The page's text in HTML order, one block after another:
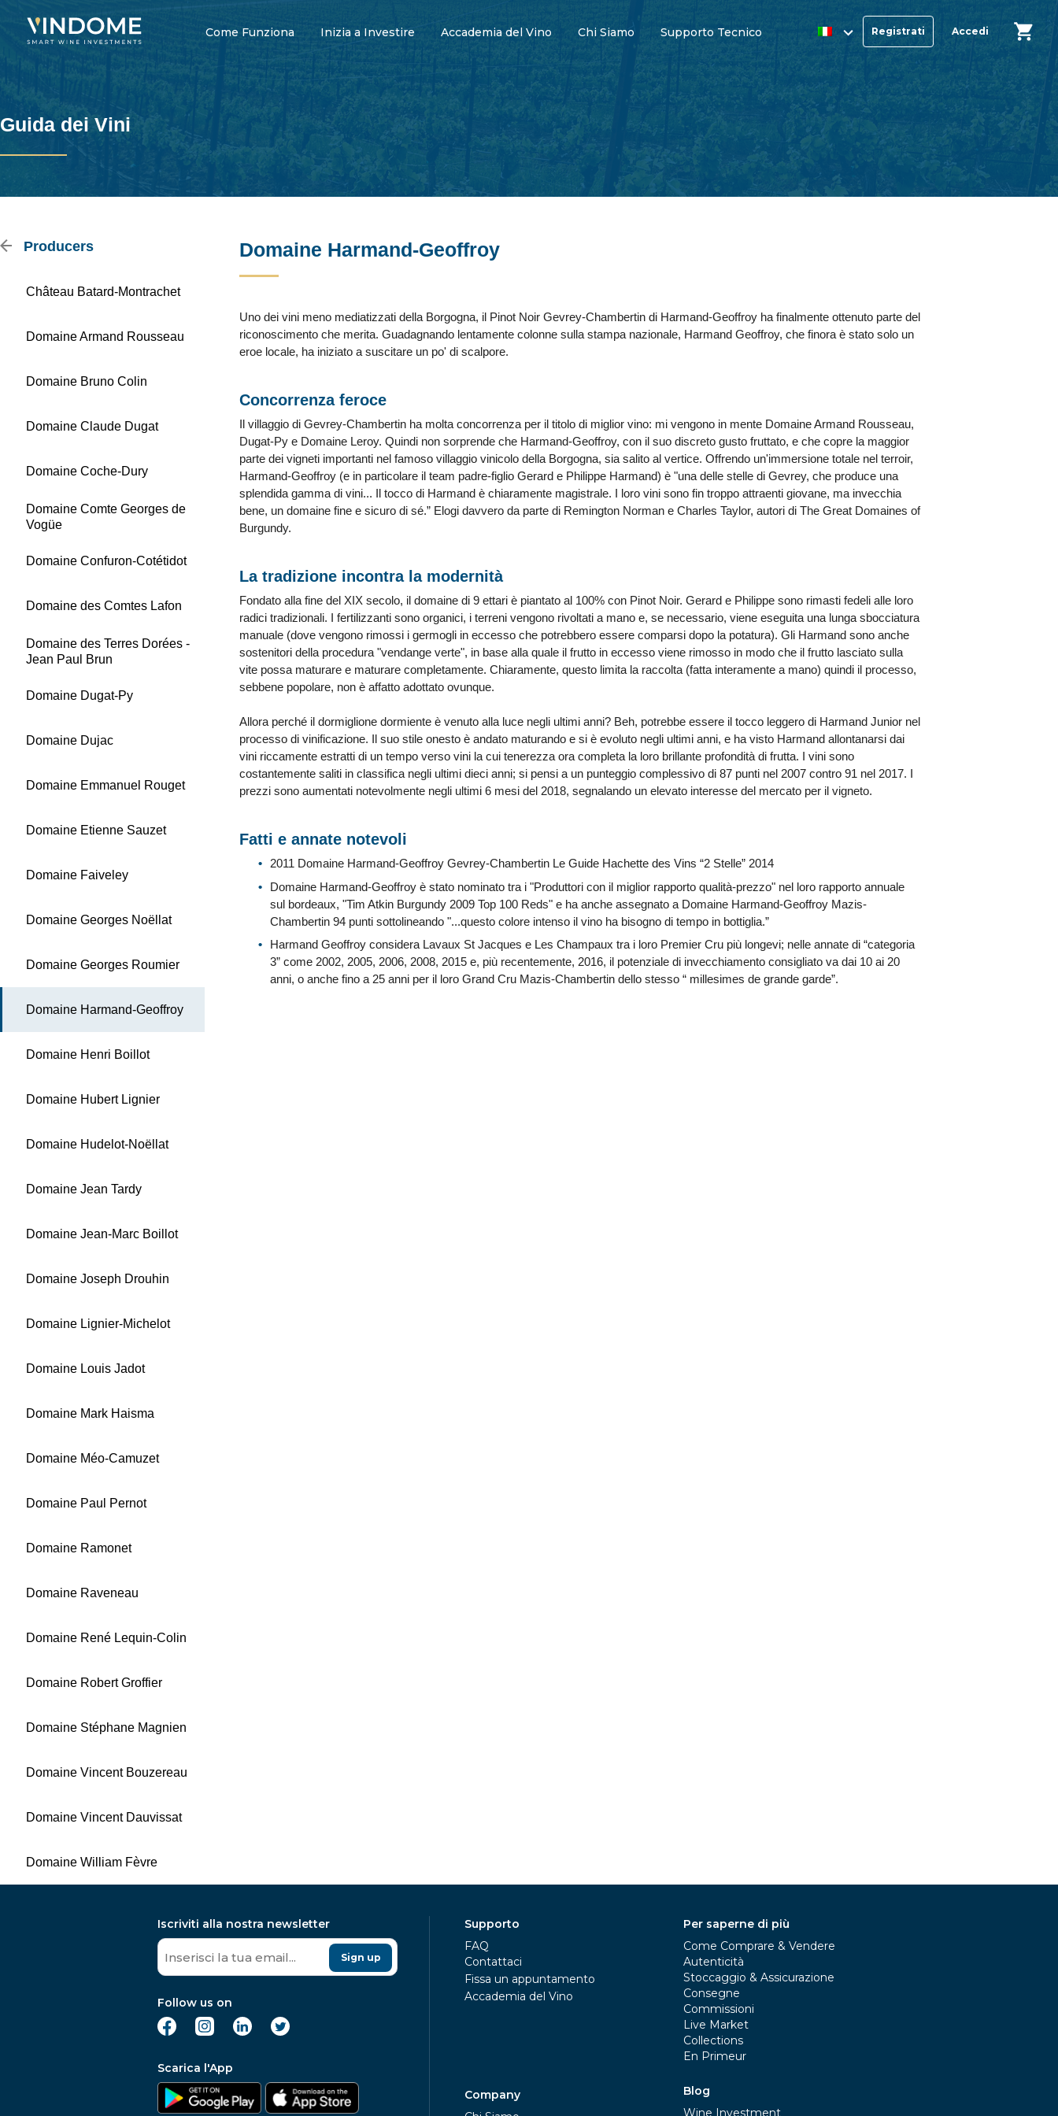
Come Funziona Inizia a Investire Accademia del Vino Chi Siamo Supporto Tecnico Registrati Accedi
Guida dei Vini
Producers
Château Batard-Montrachet
Domaine Armand Rousseau
Domaine Bruno Colin
Domaine Claude Dugat
Domaine Coche-Dury
Domaine Comte Georges de
Vogüe
Domaine Confuron-Cotétidot
Domaine des Comtes Lafon
Domaine des Terres Dorées -
Jean Paul Brun
Domaine Dugat-Py
Domaine Dujac
Domaine Emmanuel Rouget
Domaine Etienne Sauzet
Domaine Faiveley
Domaine Georges Noëllat
Domaine Georges Roumier
Domaine Harmand-Geoffroy
Domaine Henri Boillot
Domaine Hubert Lignier
Domaine Hudelot-Noëllat
Domaine Jean Tardy
Domaine Jean-Marc Boillot
Domaine Joseph Drouhin
Domaine Lignier-Michelot
Domaine Louis Jadot
Domaine Mark Haisma
Domaine Méo-Camuzet
Domaine Paul Pernot
Domaine Ramonet
Domaine Raveneau
Domaine René Lequin-Colin
Domaine Robert Groffier
Domaine Stéphane Magnien
Domaine Vincent Bouzereau
Domaine Vincent Dauvissat
Domaine William Fèvre
Domaine Harmand-Geoffroy
Uno dei vini meno mediatizzati della Borgogna, il Pinot Noir Gevrey-Chambertin di Harmand-Geoffroy ha finalmente ottenuto parte del
riconoscimento che merita. Guadagnando lentamente colonne sulla stampa nazionale, Harmand Geoffroy, che finora è stato solo un
eroe locale, ha iniziato a suscitare un po' di scalpore.
Concorrenza feroce
Il villaggio di Gevrey-Chambertin ha molta concorrenza per il titolo di miglior vino: mi vengono in mente Domaine Armand Rousseau,
Dugat-Py e Domaine Leroy. Quindi non sorprende che Harmand-Geoffroy, con il suo discreto gusto fruttato, e che copre la maggior
parte dei vigneti importanti nel famoso villaggio vinicolo della Borgogna, sia salito al vertice. Offrendo un'immersione totale nel terroir,
Harmand-Geoffroy (e in particolare il team padre-figlio Gerard e Philippe Harmand) è "una delle stelle di Gevrey, che produce una
splendida gamma di vini... Il tocco di Harmand è chiaramente magistrale. I loro vini sono fin troppo attraenti giovane, ma invecchia
bene, un domaine fine e sicuro di sé.” Elogi davvero da parte di Remington Norman e Charles Taylor, autori di The Great Domaines of
Burgundy.
La tradizione incontra la modernità
Fondato alla fine del XIX secolo, il domaine di 9 ettari è piantato al 100% con Pinot Noir. Gerard e Philippe sono rimasti fedeli alle loro
radici tradizionali. I fertilizzanti sono organici, i terreni vengono rivoltati a mano e, se necessario, viene eseguita una lunga sbocciatura
manuale (dove vengono rimossi i germogli in eccesso che potrebbero essere comparsi dopo la potatura). Gli Harmand sono anche
sostenitori della procedura "vendange verte", in base alla quale il frutto in eccesso viene rimosso in modo che il frutto lasciato sulla
vite possa maturare e maturare completamente. Chiaramente, questo limita la raccolta (fatta interamente a mano) quindi il processo,
sebbene popolare, non è affatto adottato ovunque.
Allora perché il dormiglione dormiente è venuto alla luce negli ultimi anni? Beh, potrebbe essere il tocco leggero di Harmand Junior nel
processo di vinificazione. Il suo stile onesto è andato maturando e si è evoluto negli ultimi anni, e ha visto Harmand allontanarsi dai
vini riccamente estratti di un tempo verso vini la cui tenerezza ora completa la loro brillante profondità di frutta. I vini sono
costantemente saliti in classifica negli ultimi dieci anni; si pensi a un punteggio complessivo di 87 punti nel 2007 contro 91 nel 2017. I
prezzi sono aumentati notevolmente negli ultimi 6 mesi del 2018, segnalando un elevato interesse del mercato per il vigneto.
Fatti e annate notevoli
2011 Domaine Harmand-Geoffroy Gevrey-Chambertin Le Guide Hachette des Vins “2 Stelle” 2014
Domaine Harmand-Geoffroy è stato nominato tra i "Produttori con il miglior rapporto qualità-prezzo" nel loro rapporto annuale
sul bordeaux, "Tim Atkin Burgundy 2009 Top 100 Reds" e ha anche assegnato a Domaine Harmand-Geoffroy Mazis-
Chambertin 94 punti sottolineando "...questo colore intenso il vino ha bisogno di tempo in bottiglia.”
Harmand Geoffroy considera Lavaux St Jacques e Les Champaux tra i loro Premier Cru più longevi; nelle annate di “categoria
3” come 2002, 2005, 2006, 2008, 2015 e, più recentemente, 2016, il potenziale di invecchiamento consigliato va dai 10 ai 20
anni, o anche fino a 25 anni per il loro Grand Cru Mazis-Chambertin dello stesso “ millesimes de grande garde”.
Iscriviti alla nostra newsletter
Sign up
Follow us on
Scarica l'App
Supporto
FAQ
Contattaci
Fissa un appuntamento
Accademia del Vino
Company
Per saperne di più
Come Comprare & Vendere
Autenticità
Stoccaggio & Assicurazione
Consegne
Commissioni
Live Market
Collections
En Primeur
Blog
Wine Investment